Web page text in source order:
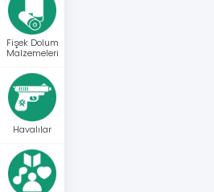
Fişek Dolum
Malzemeleri
Havalılar